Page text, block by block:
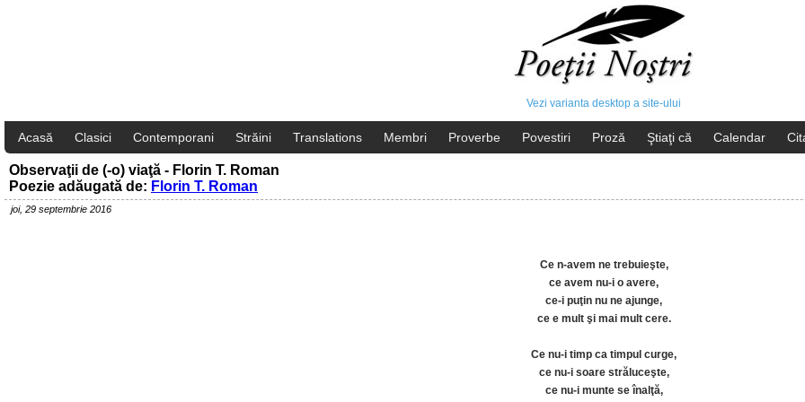
Vezi varianta desktop a site-ului
Acasă Clasici Contemporani Străini Translations Membri Proverbe Povestiri Proză Ştiaţi că Calendar
Observaţii de (-o) viaţă - Florin T. Roman
Poezie adăugată de: Florin T. Roman
joi, 29 septembrie 2016
Ce n-avem ne trebuieşte,
ce avem nu-i o avere,
ce-i puţin nu ne ajunge,
ce e mult şi mai mult cere.
Ce nu-i timp ca timpul curge,
ce nu-i soare străluceşte,
ce nu-i munte se înalţă,